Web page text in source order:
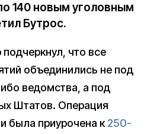
140 новым уголовным
Бутрос.
что все
объединились не под
ведомства, а под
Штатов. Операция
была приурочена к250-